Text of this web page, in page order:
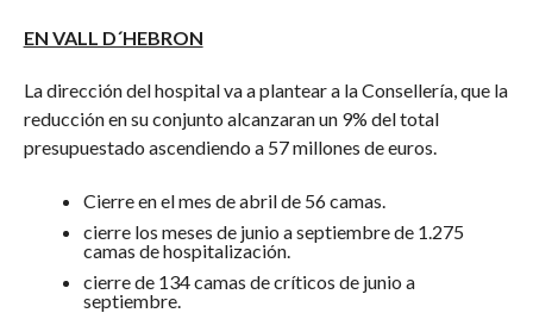
EN VALL D´HEBRON
La dirección del hospital va a plantear a la Consellería, que la
reducción en su conjunto alcanzaran un 9% del total
presupuestado ascendiendo a 57 millones de euros.
Cierre en el mes de abril de 56 camas.
cierre los meses de junio a septiembre de 1.275
camas de hospitalización.
cierre de 134 camas de críticos de junio a
septiembre.